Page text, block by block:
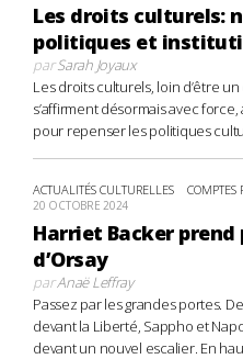
Les droits culturels:
politiques et
parSarah Joyaux
Les droits culturels, loin d’être
s’affirment désormais avec
pour repenser les politiques
ACTUALITÉS CULTURELLES COMPTES
20 OCTOBRE 2024
Harriet Backer prend
d’Orsay
parAnaë Leffray
Passez par les grandes portes.
devant la Liberté, Sappho et
devant un nouvel escalier. En